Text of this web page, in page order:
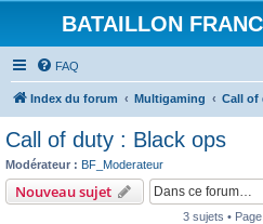
BATAILLON
FAQ
Index du forum Multigaming Call of
Call of duty : Black ops
Modérateur : BF_Moderateur
Nouveau sujet
3 sujets • Page